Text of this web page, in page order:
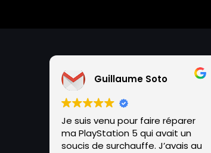
Guillaume Soto
Je suis venu pour faire réparer
ma PlayStation 5 qui avait un
soucis de surchauffe. J’avais au